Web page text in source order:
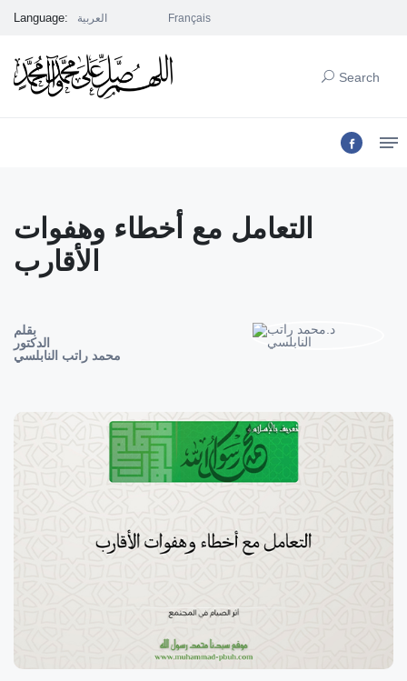
Language: العربية Français
Search
التعامل مع أخطاء وهفوات
الأقارب
بقلم
الدكتور
محمد راتب النابلسي